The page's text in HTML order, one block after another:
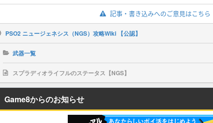
記事・書き込みへのご意見はこちら
PSO2 ニュージェネシス（NGS）攻略Wiki 【公認】
武器一覧
スプラディオライフルのステータス【NGS】
Game8からのお知らせ